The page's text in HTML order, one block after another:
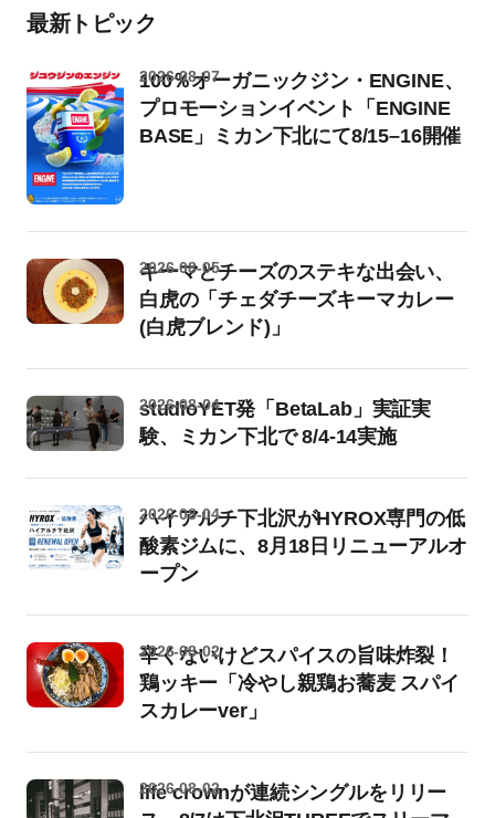
最新トピック
100％オーガニックジン・ENGINE、
プロモーションイベント「ENGINE
BASE」ミカン下北にて8/15–16開催
2026-08-07
キーマとチーズのステキな出会い、
白虎の「チェダチーズキーマカレー
(白虎ブレンド)」
2026-08-05
studioYET発「BetaLab」実証実
験、ミカン下北で 8/4-14実施
2026-08-04
ハイアルチ下北沢がHYROX専門の低
酸素ジムに、8月18日リニューアルオ
ープン
2026-08-04
辛くないけどスパイスの旨味炸裂！
鶏ッキー「冷やし親鶏お蕎麦 スパイ
スカレーver」
2026-08-02
life crownが連続シングルをリリー
2026-08-02